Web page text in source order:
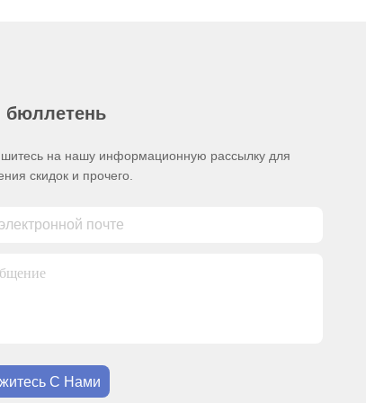
на нашу информационную рассылку для
скидок и прочего.
С Нами